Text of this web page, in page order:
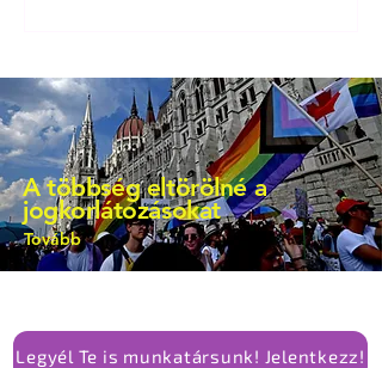
A többség eltörölné a
jogkorlátozásokat
Tovább
Legyél Te is munkatársunk! Jelentkezz!